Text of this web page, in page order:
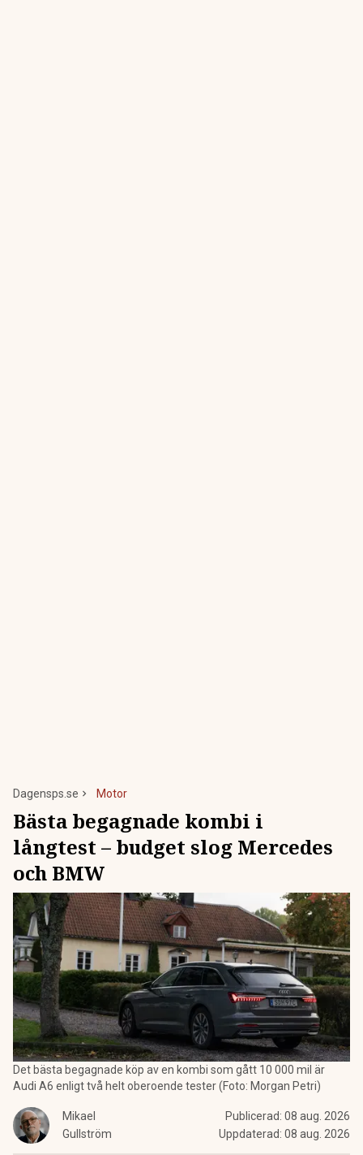
Dagensps.se Motor
Bästa begagnade kombi i
långtest – budget slog Mercedes
och BMW
Det bästa begagnade köp av en kombi som gått 10 000 mil är
Audi A6 enligt två helt oberoende tester (Foto: Morgan Petri)
Mikael
Gullström
Publicerad: 08 aug. 2026
Uppdaterad: 08 aug. 2026